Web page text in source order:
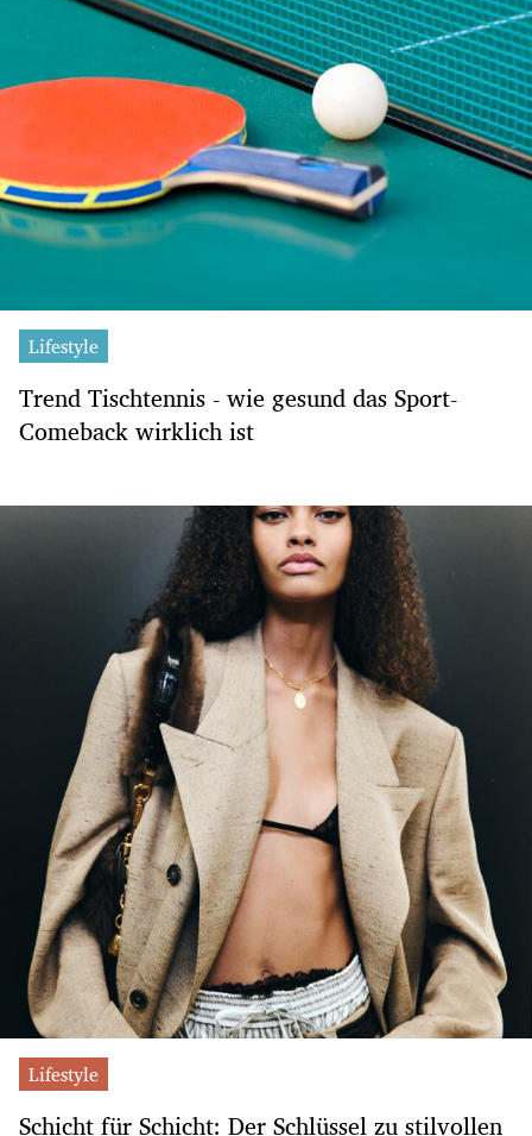
Lifestyle
Trend Tischtennis - wie gesund das Sport-
Comeback wirklich ist
Lifestyle
Schicht für Schicht: Der Schlüssel zu stilvollen